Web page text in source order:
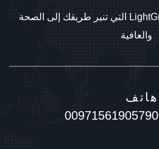
2026 مرحبًا بك في LightGraze التي تنير طريقك إلى الصحة
والعافية
هاتف
00971561905790